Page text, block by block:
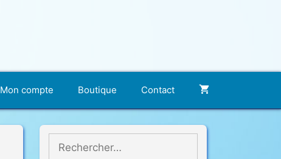
Mon compte Boutique Contact